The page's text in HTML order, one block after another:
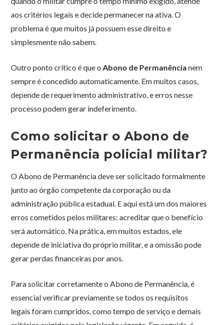
aos critérios legais e decide permanecer na ativa. O
problema é que muitos já possuem esse direito e
simplesmente não sabem.
Outro ponto crítico é que o Abono de Permanência nem
sempre é concedido automaticamente. Em muitos casos,
depende de requerimento administrativo, e erros nesse
processo podem gerar indeferimento.
Como solicitar o Abono de
Permanência policial militar?
O Abono de Permanência deve ser solicitado formalmente
junto ao órgão competente da corporação ou da
administração pública estadual. E aqui está um dos maiores
erros cometidos pelos militares: acreditar que o benefício
será automático. Na prática, em muitos estados, ele
depende de iniciativa do próprio militar, e a omissão pode
gerar perdas financeiras por anos.
Para solicitar corretamente o Abono de Permanência, é
essencial verificar previamente se todos os requisitos
legais foram cumpridos, como tempo de serviço e demais